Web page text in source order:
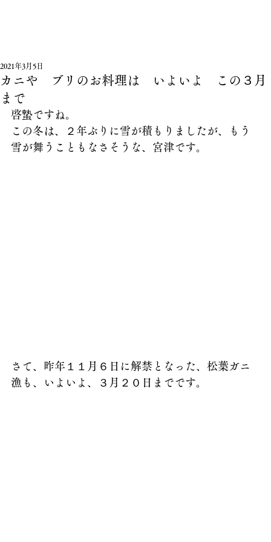
カニや ブリのお料理は いよいよ この３月
まで
2021年3月5日
啓蟄ですね。
この冬は、２年ぶりに雪が積もりましたが、もう
雪が舞うこともなさそうな、宮津です。
さて、昨年１１月６日に解禁となった、松葉ガニ
漁も、いよいよ、３月２０日までです。